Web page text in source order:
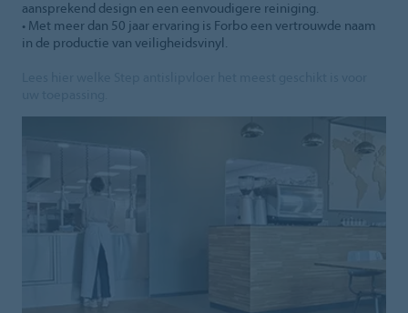
aansprekend design en een eenvoudigere reiniging.
• Met meer dan 50 jaar ervaring is Forbo een vertrouwde naam
in de productie van veiligheidsvinyl.